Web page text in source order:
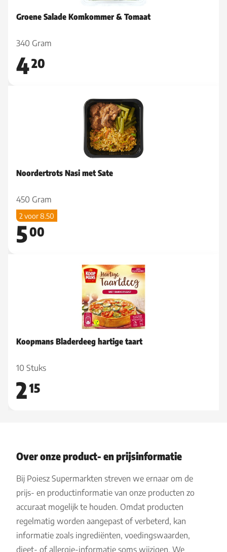
Groene Salade Komkommer & Tomaat
340 Gram
420
Noordertrots Nasi met Sate
450 Gram
2 voor 8.50
500
Koopmans Bladerdeeg hartige taart
10 Stuks
215
Over onze product- en prijsinformatie
Bij Poiesz Supermarkten streven we ernaar om de
prijs- en productinformatie van onze producten zo
accuraat mogelijk te houden. Omdat producten
regelmatig worden aangepast of verbeterd, kan
informatie zoals ingrediënten, voedingswaarden,
dieet- of allergie-informatie soms wijzigen. We